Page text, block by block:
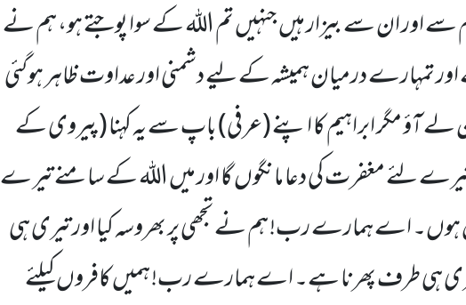
اور ان سے بیزار ہیں جنہیں تم اللہ کے سوا پوجتے ہو، ہم نے
اور تمہارے درمیان ہمیشہ کے لیے دشمنی اور عداوت ظاہر ہوگئی
لے آؤ مگر ابراہیم کا اپنے (عرفی) باپ سے یہ کہنا (پیروی کے
لئے مغفرت کی دعا مانگوں گا اور میں اللہ کے سامنے تیر ے
ہوں۔ اے ہمارے رب! ہم نے تجھی پر بھروسہ کیا اور تیری ہی
ہی طرف پھرنا ہے۔ اے ہمارے رب! ہمیں کافروں کیلئے